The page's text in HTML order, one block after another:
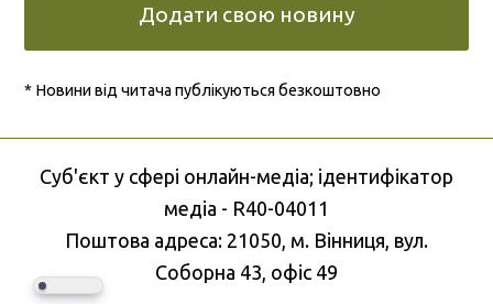
Додати свою новину
* Новини від читача публікуються безкоштовно
Cуб'єкт у сфері онлайн-медіа; ідентифікатор
медіа - R40-04011
Поштова адреса: 21050, м. Вінниця, вул.
Соборна 43, офіс 49